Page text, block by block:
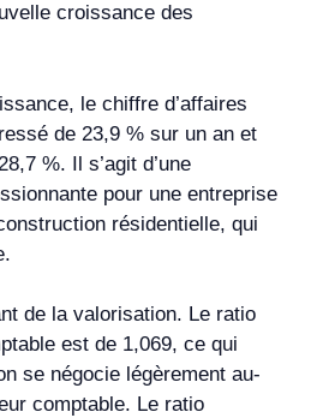
croissance des
le chiffre d’affaires
de 23,9 % sur un an et
%. Il s’agit d’une
pour une entreprise
résidentielle, qui
de la valorisation. Le ratio
est de 1,069, ce qui
se négocie légèrement au-
comptable. Le ratio